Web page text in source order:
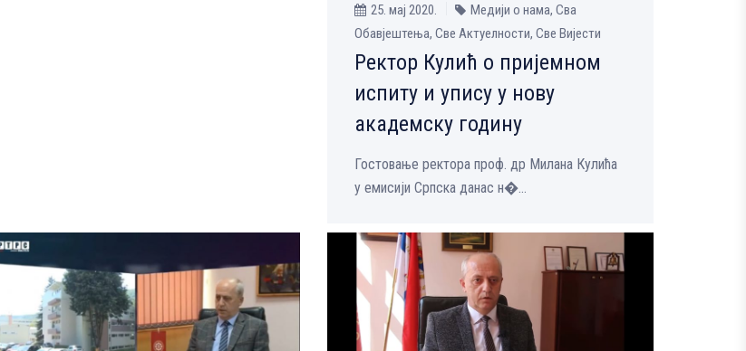
25. мај 2020.
Медији о нама, Сва
Обавјештења, Све Aктуелности, Све Вијести
Ректор Кулић о пријемном
испиту и упису у нову
академску годину
Гостовање ректора проф. др Милана Кулића
у емисији Српска данас н�...